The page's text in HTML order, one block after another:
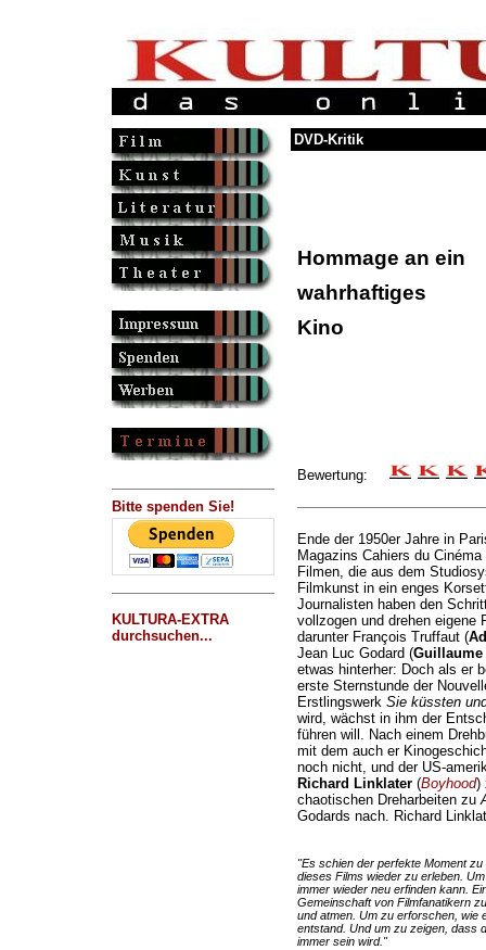
Bitte spenden Sie!
KULTURA-EXTRA
durchsuchen...
DVD-Kritik
Hommage an ein
wahrhaftiges
Kino
Bewertung:
Ende der 1950er Jahre in
Magazins Cahiers du
Filmen, die aus dem
Filmkunst in ein enges
Journalisten haben den
vollzogen und drehen eigene
darunter François Truffaut (
Jean Luc Godard (Guillaume
etwas hinterher: Doch als er
erste Sternstunde der
Erstlingswerk Sie küssten
wird, wächst in ihm der
führen will. Nach einem
mit dem auch er
noch nicht, und der US-
Richard Linklater(Boyhood)
chaotischen Dreharbeiten zu
Godards nach. Richard
"Es schien der perfekte Moment
dieses Films wieder zu erleben.
immer wieder neu erfinden kann.
Gemeinschaft von Filmfanatikern
und atmen. Um zu erforschen, wie
entstand. Und um zu zeigen, dass
immer sein wird."